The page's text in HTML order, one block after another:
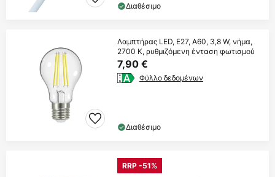
Διαθέσιμο
Λαμπτήρας LED, E27, A60, 3,8 W, νήμα,
2700 K, ρυθμιζόμενη ένταση φωτισμού
7,90 €
Φύλλο δεδομένων
Διαθέσιμο
RRP -51%